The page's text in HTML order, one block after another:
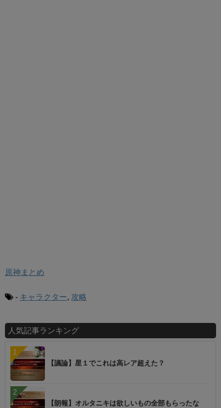
原神まとめ
- キャラクター, 攻略
人気記事ランキング
【議論】星１でこれは高レア超えた？
【朗報】オルタニキは欲しいもの全部もらったな